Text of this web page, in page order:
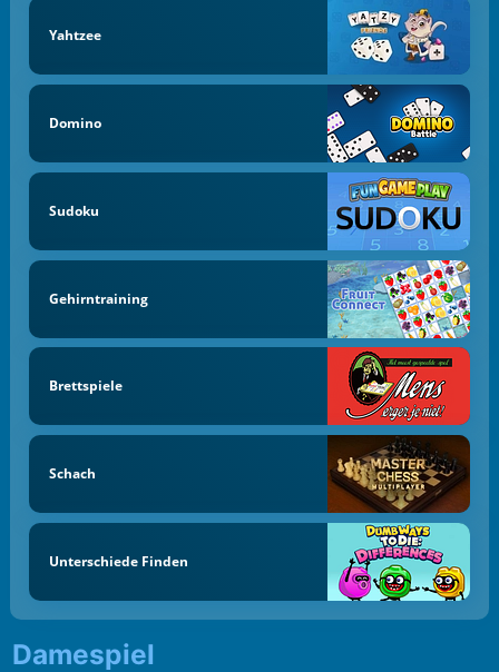
Yahtzee
Domino
Sudoku
Gehirntraining
Brettspiele
Schach
Unterschiede Finden
Damespiel